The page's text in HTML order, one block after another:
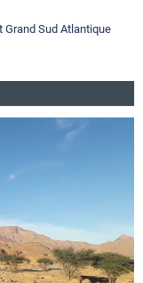
Grand Sud Atlantique